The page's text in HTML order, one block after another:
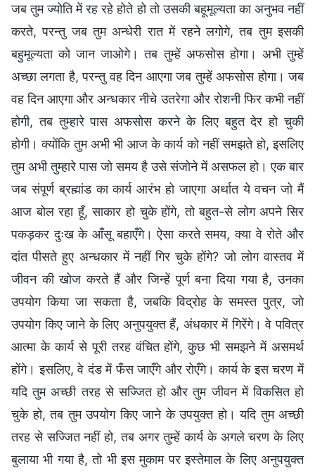
जब तुम ज्योति में रह रहे होते हो तो उसकी बहूमूल्यता का अनुभव नहीं
करते, परन्तु जब तुम अन्धेरी रात में रहने लगोगे, तब तुम इसकी
बहुमूल्यता को जान जाओगे। तब तुम्हें अफसोस होगा। अभी तुम्हें
अच्छा लगता है, परन्तु वह दिन आएगा जब तुम्हें अफसोस होगा। जब
वह दिन आएगा और अन्धकार नीचे उतरेगा और रोशनी फिर कभी नहीं
होगी, तब तुम्हारे पास अफसोस करने के लिए बहुत देर हो चुकी
होगी। क्योंकि तुम अभी भी आज के कार्य को नहीं समझते हो, इसलिए
तुम अभी तुम्हारे पास जो समय है उसे संजोने में असफल हो। एक बार
जब संपूर्ण ब्रह्मांड का कार्य आरंभ हो जाएगा अर्थात ये वचन जो मैं
आज बोल रहा हूँ, साकार हो चुके होंगे, तो बहुत-से लोग अपने सिर
पकड़कर दुःख के आँसू बहाएँगे। ऐसा करते समय, क्या वे रोते और
दांत पीसते हुए अन्धकार में नहीं गिर चुके होंगे? जो लोग वास्तव में
जीवन की खोज करते हैं और जिन्हें पूर्ण बना दिया गया है, उनका
उपयोग किया जा सकता है, जबकि विद्रोह के समस्त पुत्र, जो
उपयोग किए जाने के लिए अनुपयुक्त हैं, अंधकार में गिरेंगे। वे पवित्र
आत्मा के कार्य से पूरी तरह वंचित होंगे, कुछ भी समझने में असमर्थ
होंगे। इसलिए, वे दंड में फँस जाएँगे और रोएँगे। कार्य के इस चरण में
यदि तुम अच्छी तरह से सज्जित हो और तुम जीवन में विकसित हो
चुके हो, तब तुम उपयोग किए जाने के उपयुक्त हो। यदि तुम अच्छी
तरह से सज्जित नहीं हो, तब अगर तुम्हें कार्य के अगले चरण के लिए
बुलाया भी गया है, तो भी इस मुकाम पर इस्तेमाल के लिए अनुपयुक्त